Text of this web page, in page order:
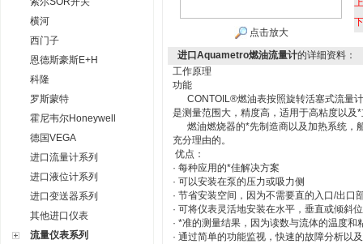
横河
西门子
恩德斯豪斯E+H
科隆
罗斯蒙特
霍尼韦尔Honeywell
德国VEGA
进口流量计系列
进口液位计系列
进口变送器系列
其他进口仪表
流量仪表系列
点击放大
进口Aquametro燃油流量计的详细资料：
工作原理
功能
CONTOIL®燃油表按照旋转活塞式流量
是测量范围大，精度高，适用于高粘度以
燃油燃烧器的*先制造商以及加热系统，
充分理由的。
优点：
· 每种应用的*佳解决方案
· 可以安装在泵的压力或吸力侧
· 节省安装空间，因为不需要直的入口/出口
· 可将仪表灵活地安装在水平，垂直或倾斜
· *准的测量结果，因为读数与流体的温度和
· 通过简单的功能监视，快速的故障分析以